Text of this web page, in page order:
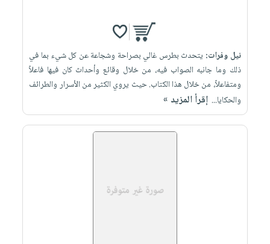
نيل وفرات: يتحدث بطرس غالي بصراحة وشجاعة عن كل شيء بما في
ذلك وما جانبه الصواب فيه، من خلال وقائع وأحداث كان فيها فاعلاً
ومتفاعلاً، من خلال هذا الكتاب. حيث يروي الكثير من الأسرار والطرائف
والحكايا... إقرأ المزيد »